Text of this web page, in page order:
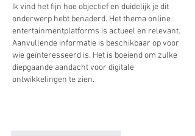
Ik vind het fijn hoe objectief en duidelijk je dit
onderwerp hebt benaderd. Het thema online
entertainmentplatforms is actueel en relevant.
Aanvullende informatie is beschikbaar op voor
wie geïnteresseerd is. Het is boeiend om zulke
diepgaande aandacht voor digitale
ontwikkelingen te zien.